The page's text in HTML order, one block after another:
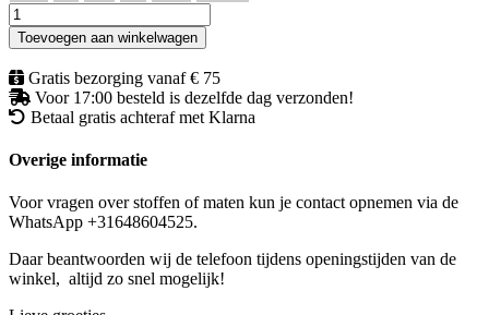
Vest
Jolanthe
knitting
cardigan
true
blue
GMAXX
aantal
Toevoegen aan winkelwagen
Gratis bezorging vanaf € 75
Voor 17:00 besteld is dezelfde dag verzonden!
Betaal gratis achteraf met Klarna
Overige informatie
Voor vragen over stoffen of maten kun je contact opnemen via de
WhatsApp +31648604525.
Daar beantwoorden wij de telefoon tijdens openingstijden van de
winkel, altijd zo snel mogelijk!